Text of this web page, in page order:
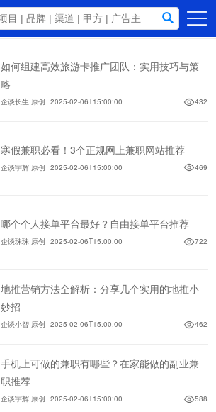
如何组建高效旅游卡推广团队：实用技巧与策
略
企谈长生 原创 2025-02-06T15:00:00 432
寒假兼职必看！3个正规网上兼职网站推荐
企谈宇辉 原创 2025-02-06T15:00:00 469
哪个个人接单平台最好？自由接单平台推荐
企谈珠珠 原创 2025-02-06T15:00:00 722
地推营销方法全解析：分享几个实用的地推小
妙招
企谈小智 原创 2025-02-06T15:00:00 462
手机上可做的兼职有哪些？在家能做的副业兼
职推荐
企谈宇辉 原创 2025-02-06T15:00:00 588